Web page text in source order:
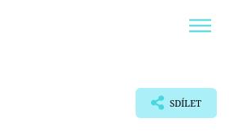
SDÍLET